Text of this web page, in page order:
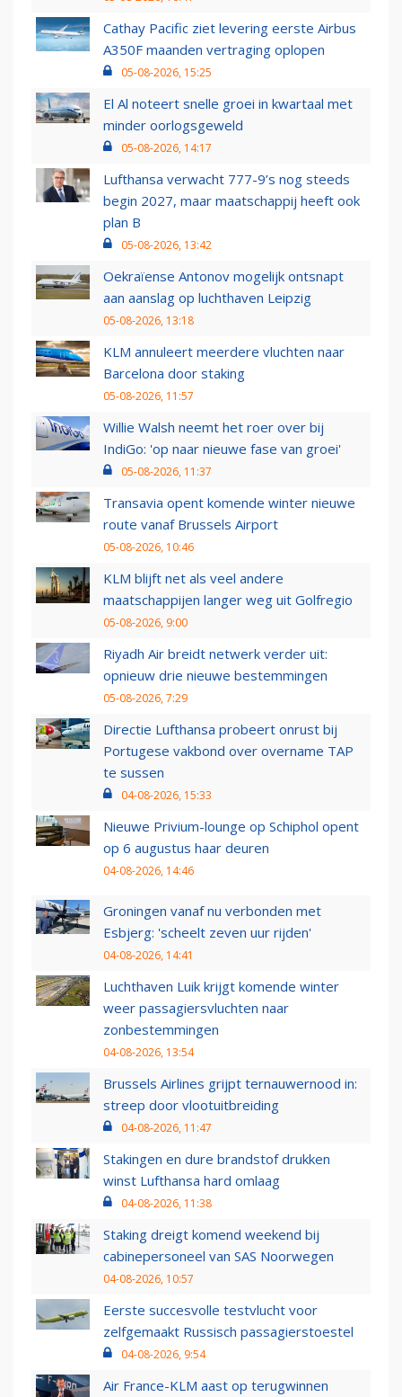
Cathay Pacific ziet levering eerste Airbus
A350F maanden vertraging oplopen
05-08-2026, 15:25
El Al noteert snelle groei in kwartaal met
minder oorlogsgeweld
05-08-2026, 14:17
Lufthansa verwacht 777-9’s nog steeds
begin 2027, maar maatschappij heeft ook
plan B
05-08-2026, 13:42
Oekraïense Antonov mogelijk ontsnapt
aan aanslag op luchthaven Leipzig
05-08-2026, 13:18
KLM annuleert meerdere vluchten naar
Barcelona door staking
05-08-2026, 11:57
Willie Walsh neemt het roer over bij
IndiGo: 'op naar nieuwe fase van groei'
05-08-2026, 11:37
Transavia opent komende winter nieuwe
route vanaf Brussels Airport
05-08-2026, 10:46
KLM blijft net als veel andere
maatschappijen langer weg uit Golfregio
05-08-2026, 9:00
Riyadh Air breidt netwerk verder uit:
opnieuw drie nieuwe bestemmingen
05-08-2026, 7:29
Directie Lufthansa probeert onrust bij
Portugese vakbond over overname TAP
te sussen
04-08-2026, 15:33
Nieuwe Privium-lounge op Schiphol opent
op 6 augustus haar deuren
04-08-2026, 14:46
Groningen vanaf nu verbonden met
Esbjerg: 'scheelt zeven uur rijden'
04-08-2026, 14:41
Luchthaven Luik krijgt komende winter
weer passagiersvluchten naar
zonbestemmingen
04-08-2026, 13:54
Brussels Airlines grijpt ternauwernood in:
streep door vlootuitbreiding
04-08-2026, 11:47
Stakingen en dure brandstof drukken
winst Lufthansa hard omlaag
04-08-2026, 11:38
Staking dreigt komend weekend bij
cabinepersoneel van SAS Noorwegen
04-08-2026, 10:57
Eerste succesvolle testvlucht voor
zelfgemaakt Russisch passagierstoestel
04-08-2026, 9:54
Air France-KLM aast op terugwinnen